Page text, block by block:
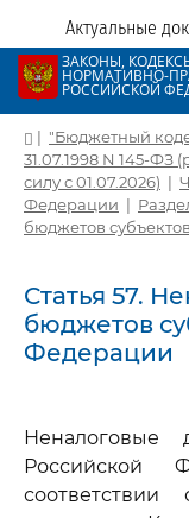
Актуальные
ЗАКОНЫ,
НОРМАТИВНО-
РОССИЙСКОЙ
| "Бюджетный
31.07.1998 N 145-ФЗ
силу с 01.07.2026) |
Федерации |
бюджетов
Статья 57.
бюджетов
Федерации
Неналоговые
Российской